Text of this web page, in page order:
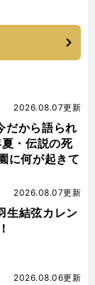
だから語られ
・伝説の死
に何が起きて
2026.08.07更新
結弦カレン
2026.08.07更新
2026.08.06更新